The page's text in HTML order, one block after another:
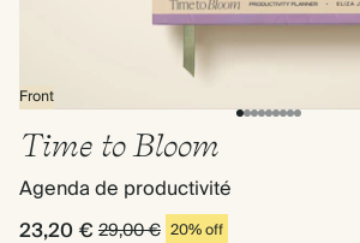
Front
Time to Bloom
Agenda de productivité
23,20 € 29,00 € 20% off